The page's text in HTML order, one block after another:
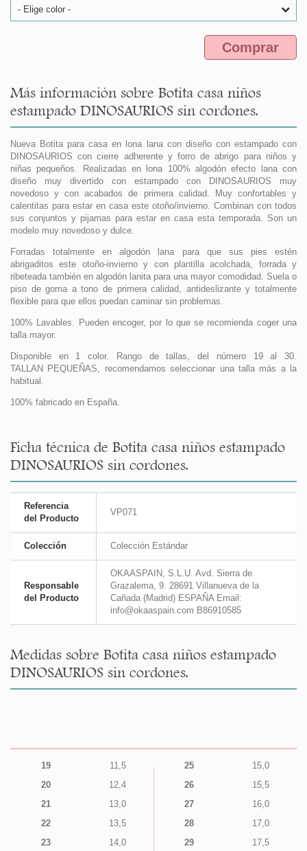
- Elige color -
Comprar
Más información sobre Botita casa niños
estampado DINOSAURIOS sin cordones.
Nueva Botita para casa en lona lana con diseño con estampado con
DINOSAURIOS con cierre adherente y forro de abrigo para niños y
niñas pequeños. Realizadas en lona 100% algodón efecto lana con
diseño muy divertido con estampado con DINOSAURIOS muy
novedoso y con acabados de primera calidad. Muy confortables y
calentitas para estar en casa este otoño/invierno. Combinan con todos
sus conjuntos y pijamas para estar en casa esta temporada. Son un
modelo muy novedoso y dulce.
Forradas totalmente en algodón lana para que sus pies estén
abrigaditos este otoño-invierno y con plantilla acolchada, forrada y
ribeteada también en algodón lanita para una mayor comodidad. Suela o
piso de goma a tono de primera calidad, antideslizante y totalmente
flexible para que ellos puedan caminar sin problemas.
100% Lavables. Pueden encoger, por lo que se recomienda coger una
talla mayor.
Disponible en 1 color. Rango de tallas, del número 19 al 30.
TALLAN PEQUEÑAS, recomendamos seleccionar una talla más a la
habitual.
100% fabricado en España.
Ficha técnica de Botita casa niños estampado
DINOSAURIOS sin cordones.
Referencia
del Producto
VP071
Colección Colección Estándar
Responsable
del Producto
OKAASPAIN, S.L.U. Avd. Sierra de
Grazalema, 9. 28691 Villanueva de la
Cañada (Madrid) ESPAÑA Email:
info@okaaspain.com B86910585
Medidas sobre Botita casa niños estampado
DINOSAURIOS sin cordones.
19
11,5
20
12,4
21
13,0
22
13,5
23
14,0
25
15,0
26
15,5
27
16,0
28
17,0
29
17,5